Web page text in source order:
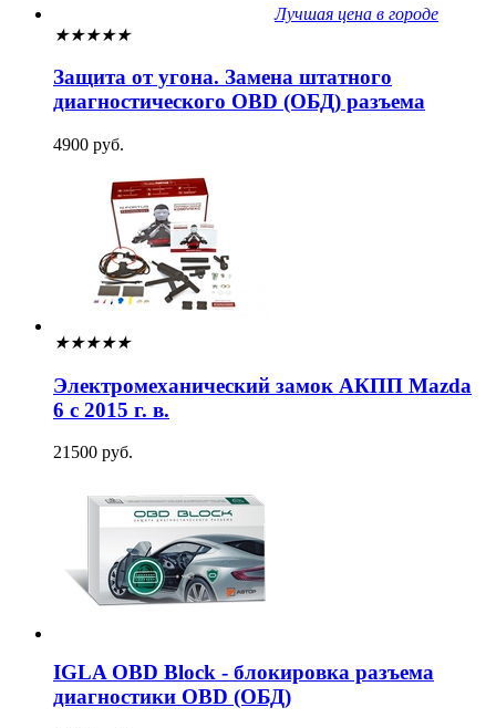
Лучшая цена в городе
★★★★★
Защита от угона. Замена штатного
диагностического OBD (ОБД) разъема
4900 руб.
★★★★★
Электромеханический замок АКПП Mazda
6 с 2015 г. в.
21500 руб.
IGLA OBD Block - блокировка разъема
диагностики OBD (ОБД)